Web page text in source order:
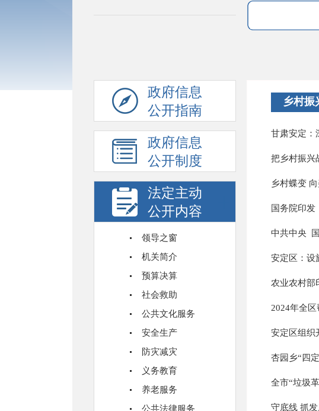
政府信息
公开指南
政府信息
公开制度
法定主动
公开内容
领导之窗
机关简介
预算决算
社会救助
公共文化服务
安全生产
防灾减灾
义务教育
养老服务
公共法律服务
乡村振
甘肃安定：
把乡村振兴
乡村蝶变
国务院印发
中共中央
安定区：设
农业农村部
2024年全
安定区组织
杏园乡“四
全市“垃圾
守底线 抓